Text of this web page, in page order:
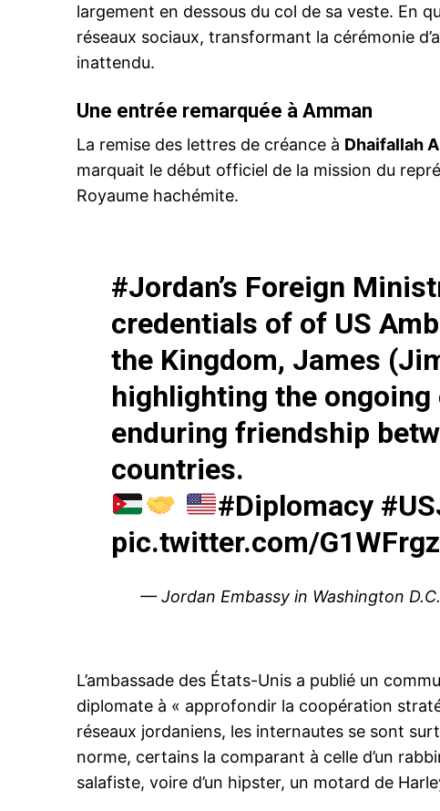
le1.ma
largement en dessous du col de sa veste. En
réseaux sociaux, transformant la cérémonie
inattendu.
Une entrée remarquée à Amman
La remise des lettres de créance à Dhaifallah
marquait le début officiel de la mission du
Royaume hachémite.
#Jordan’s Foreign
credentials of of US
the Kingdom, James
highlighting the ongoing
enduring friendship
countries.
#Diplomacy
pic.twitter.com/
— Jordan Embassy in Washington
L’ambassade des États-Unis a publié un
diplomate à « approfondir la coopération
réseaux jordaniens, les internautes se sont
norme, certains la comparant à celle d’un
salafiste, voire d’un hipster, un motard de